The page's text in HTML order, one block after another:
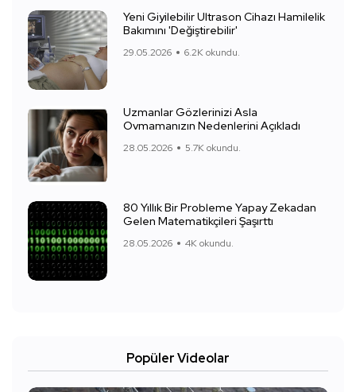
Yeni Giyilebilir Ultrason Cihazı Hamilelik
Bakımını 'Değiştirebilir'
29.05.2026 6.2K okundu.
Uzmanlar Gözlerinizi Asla
Ovmamanızın Nedenlerini Açıkladı
28.05.2026 5.7K okundu.
80 Yıllık Bir Probleme Yapay Zekadan
Gelen Matematikçileri Şaşırttı
28.05.2026 4K okundu.
Popüler Videolar